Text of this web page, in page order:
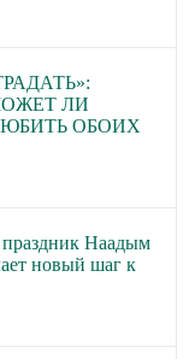
ЛИ
ОБОИХ
Наадым
новый шаг к